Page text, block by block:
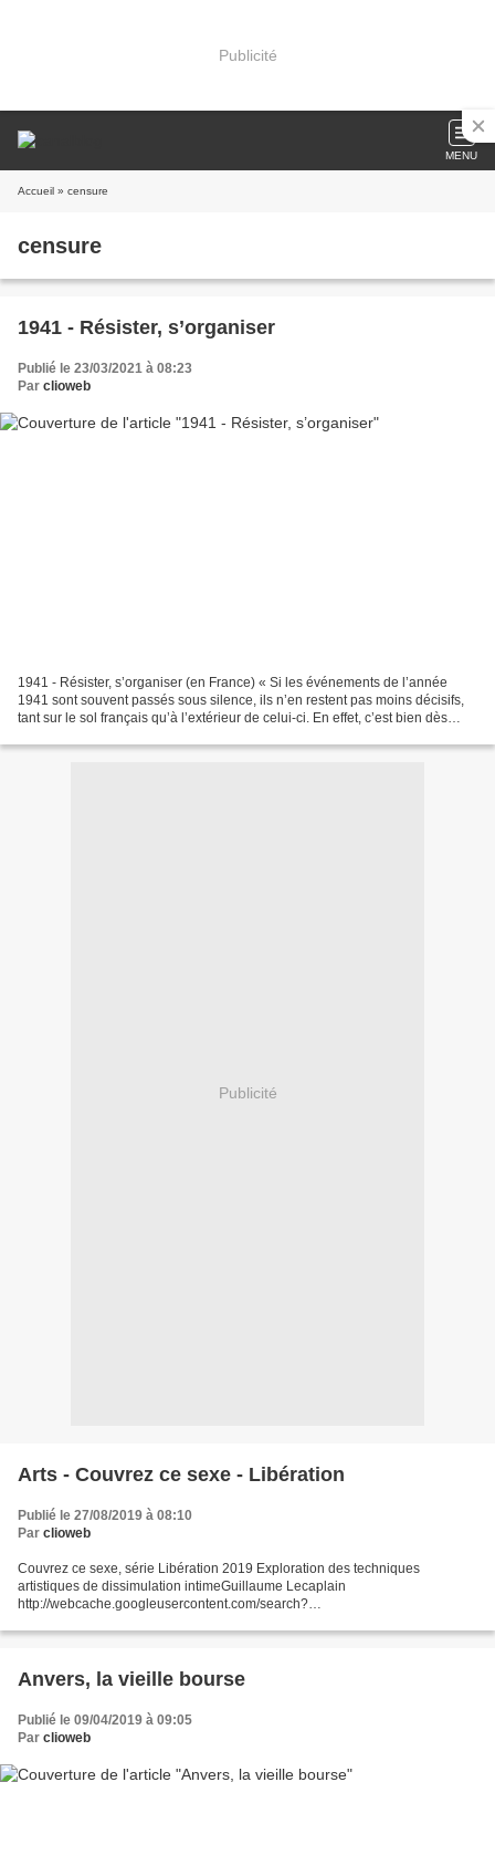
Publicité
MENU
Accueil » censure
censure
1941 - Résister, s’organiser
Publié le 23/03/2021 à 08:23
Par clioweb
1941 - Résister, s’organiser (en France) « Si les événements de l’année
1941 sont souvent passés sous silence, ils n’en restent pas moins décisifs,
tant sur le sol français qu’à l’extérieur de celui-ci. En effet, c’est bien dès
Publicité
Arts - Couvrez ce sexe - Libération
Publié le 27/08/2019 à 08:10
Par clioweb
Couvrez ce sexe, série Libération 2019 Exploration des techniques
artistiques de dissimulation intimeGuillaume Lecaplain
http://webcache.googleusercontent.com/search?
lecaplain en images...
Anvers, la vieille bourse
Publié le 09/04/2019 à 09:05
Par clioweb